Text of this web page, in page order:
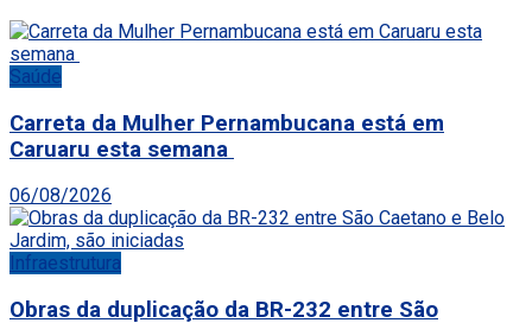
Saúde
Carreta da Mulher Pernambucana está em
Caruaru esta semana
06/08/2026
Infraestrutura
Obras da duplicação da BR-232 entre São